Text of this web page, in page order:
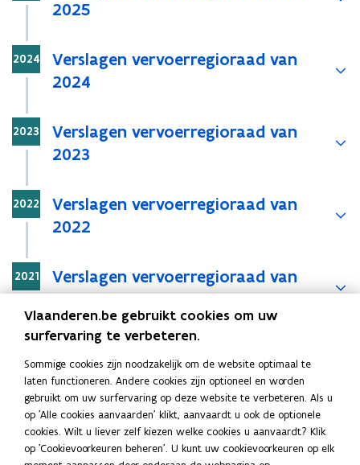
o
p
t
i
n
w
v
2025
Stap
2024
Verslagen vervoerregioraad van
2024
Stap
2023
Verslagen vervoerregioraad van
2023
Stap
2022
Verslagen vervoerregioraad van
2022
Stap
2021
Verslagen vervoerregioraad van
2021
Stap
Verslagen vervoerregioraad van
2020
Stap
2019
Verslagen vervoerregioraad van
2019
Vlaanderen.be gebruikt cookies om uw
surfervaring te verbeteren.
Sommige cookies zijn noodzakelijk om de website optimaal te
laten functioneren. Andere cookies zijn optioneel en worden
gebruikt om uw surfervaring op deze website te verbeteren. Als u
op 'Alle cookies aanvaarden' klikt, aanvaardt u ook de optionele
cookies. Wilt u liever zelf kiezen welke cookies u aanvaardt? Klik
op 'Cookievoorkeuren beheren'. U kunt uw cookievoorkeuren op elk